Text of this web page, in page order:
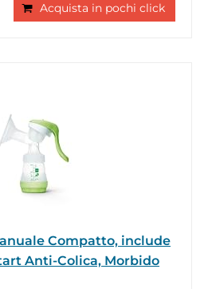
Acquista in pochi click
Compatto, include
Anti-Colica, Morbido